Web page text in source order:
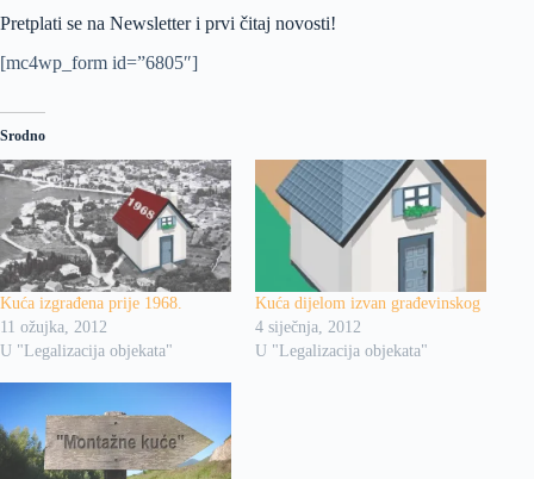
Pretplati se na Newsletter i prvi čitaj novosti!
[mc4wp_form id=”6805″]
Srodno
Kuća izgrađena prije 1968.
11 ožujka, 2012
U "Legalizacija objekata"
Kuća dijelom izvan građevinskog
4 siječnja, 2012
U "Legalizacija objekata"